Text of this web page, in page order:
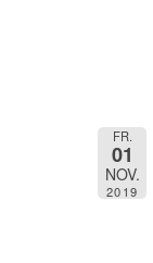
FR.
01
NOV.
2019